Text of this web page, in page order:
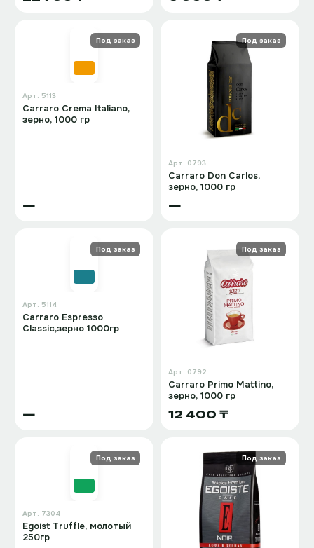
Под заказ
Арт. 5113
Carraro Crema Italiano,
зерно, 1000 гр
—
Под заказ
Арт. 0793
Carraro Don Carlos,
зерно, 1000 гр
—
Под заказ
Арт. 5114
Carraro Espresso
Classic,зерно 1000гр
—
Под заказ
Арт. 0792
Carraro Primo Mattino,
зерно, 1000 гр
12 400 ₸
Под заказ
Арт. 7304
Egoist Truffle, молотый
250гр
Под заказ